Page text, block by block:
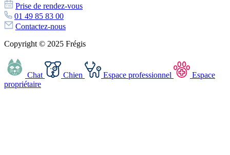
Prise de rendez-vous
01 49 85 83 00
Contactez-nous
Copyright © 2025 Frégis
Chat Chien Espace professionnel
Espace
propriétaire